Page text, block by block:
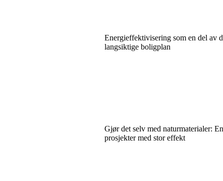
Energieffektivisering som en del av
langsiktige boligplan
Gjør det selv med naturmaterialer:
prosjekter med stor effekt